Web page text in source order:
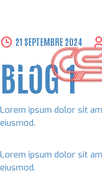
Skip
content
21 SEPTEMBRE 2024
BLOG 1
Lorem ipsum dolor sit
eiusmod.
Lorem ipsum dolor sit
eiusmod.